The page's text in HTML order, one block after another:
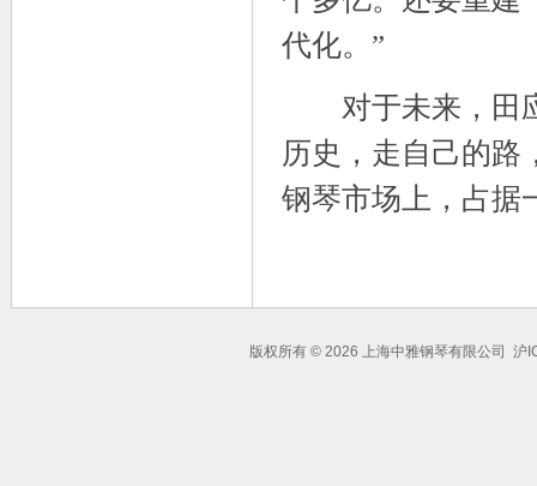
代化。”
对于未来，田应
历史，走自己的路
钢琴市场上，占据
版权所有 © 2026 上海中雅钢琴有限公司